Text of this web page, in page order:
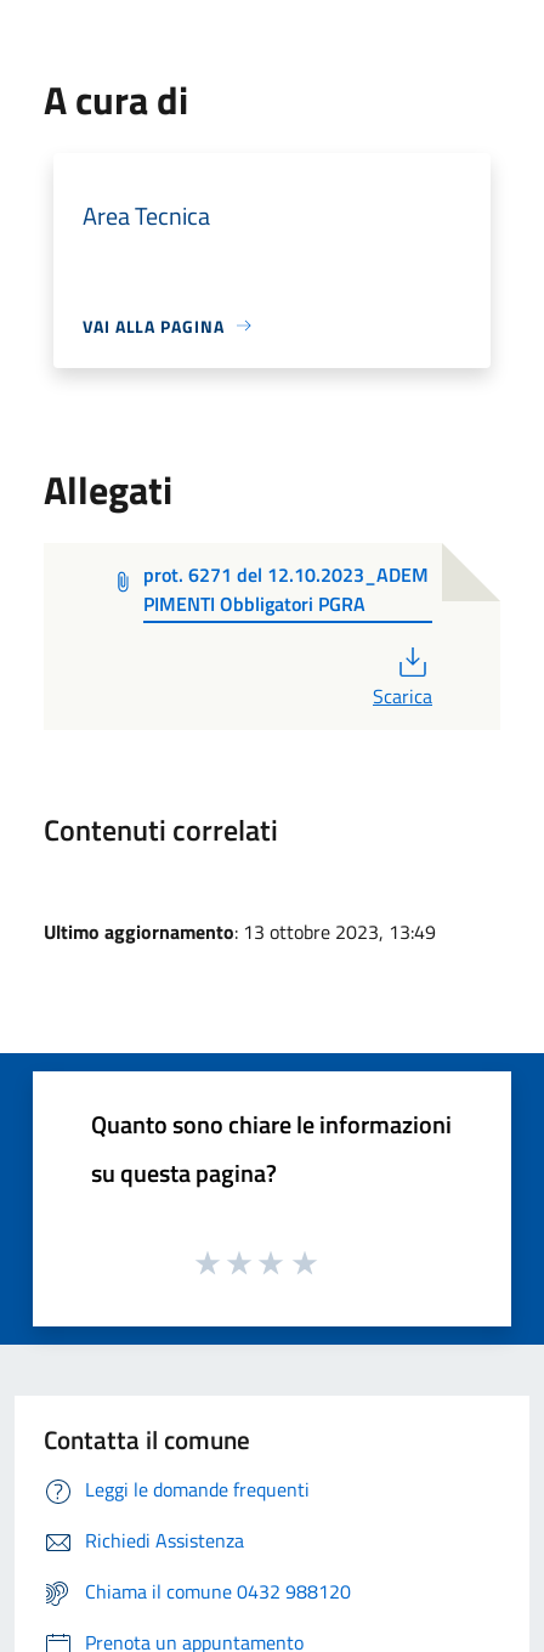
A cura di
Area Tecnica
VAI ALLA PAGINA
Allegati
prot. 6271 del 12.10.2023_ADEM
PIMENTI Obbligatori PGRA
Scarica
Contenuti correlati
Ultimo aggiornamento: 13 ottobre 2023, 13:49
Quanto sono chiare le informazioni
su questa pagina?
Contatta il comune
Leggi le domande frequenti
Richiedi Assistenza
Chiama il comune 0432 988120
Prenota un appuntamento